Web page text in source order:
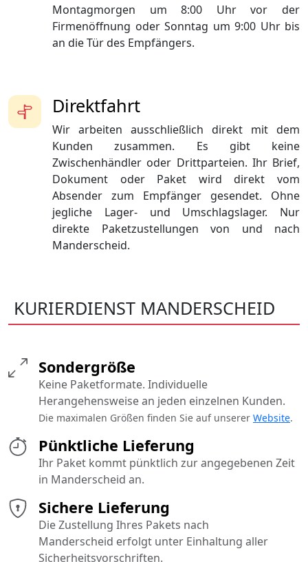
Direktfahrt
Wir arbeiten ausschließlich direkt mit dem
Kunden zusammen. Es gibt keine
Zwischenhändler oder Drittparteien. Ihr Brief,
Dokument oder Paket wird direkt vom
Absender zum Empfänger gesendet. Ohne
jegliche Lager- und Umschlagslager. Nur
direkte Paketzustellungen von und nach
Manderscheid.
Montagmorgen um 8:00 Uhr vor der
Firmenöffnung oder Sonntag um 9:00 Uhr bis
an die Tür des Empfängers.
KURIERDIENST MANDERSCHEID
Pünktliche Lieferung
Ihr Paket kommt pünktlich zur angegebenen Zeit
in Manderscheid an.
Sichere Lieferung
Die Zustellung Ihres Pakets nach
Manderscheid erfolgt unter Einhaltung aller
Sicherheitsvorschriften.
Sondergröße
Keine Paketformate. Individuelle
Herangehensweise an jeden einzelnen Kunden.
Die maximalen Größen finden Sie auf unserer Website.